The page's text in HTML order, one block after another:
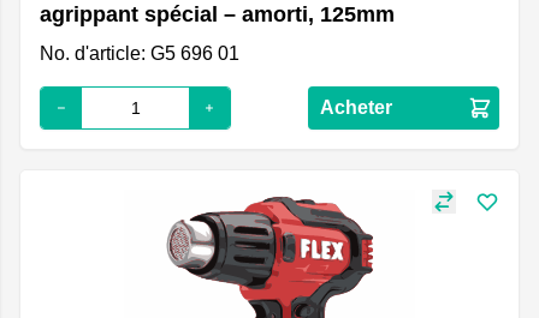
agrippant spécial – amorti, 125mm
No. d'article: G5 696 01
Acheter